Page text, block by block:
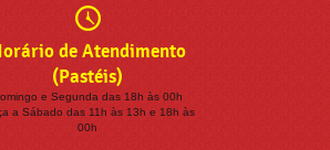
de Atendimento
(Pastéis)
e Segunda das 18h às 00h
a Sábado das 11h às 13h e 18h às
00h